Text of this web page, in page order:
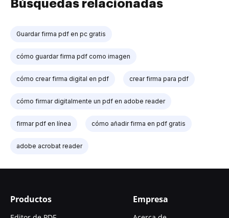
Búsquedas relacionadas
Guardar firma pdf en pc gratis
cómo guardar firma pdf como imagen
cómo crear firma digital en pdf crear firma para pdf
cómo firmar digitalmente un pdf en adobe reader
firmar pdf en línea cómo añadir firma en pdf gratis
adobe acrobat reader
Productos Empresa